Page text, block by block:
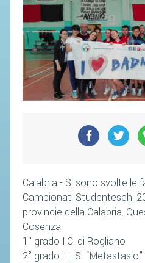
Calabria - Si sono svolte le
Campionati Studenteschi
provincie della Calabria.
Cosenza
1° grado I.C. di Rogliano
2° grado il L.S.
CALENDARIO
FIBA